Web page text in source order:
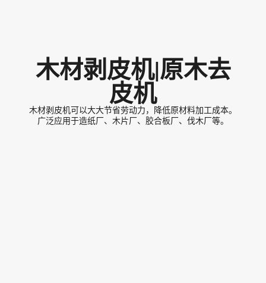
木材剥皮机|原木去
皮机
木材剥皮机可以大大节省劳动力，降低原材料加工成本。
广泛应用于造纸厂、木片厂、胶合板厂、伐木厂等。